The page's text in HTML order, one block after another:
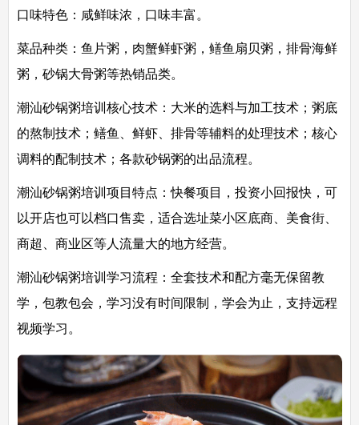
口味特色： 咸鲜味浓，口味丰富。
菜品种类： 鱼片粥，肉蟹鲜虾粥，鳝鱼扇贝粥，排骨海鲜
粥，砂锅大骨粥等热销品类。
潮汕砂锅粥培训 核心技术： 大米的选料与加工技术；粥底
的熬制技术；鳝鱼、鲜虾、排骨等辅料的处理技术；核心
调料的配制技术；各款砂锅粥的出品流程。
潮汕砂锅粥培训 项目特点：快餐项目，投资小回报快，可
以开店也可以档口售卖，适合选址菜小区底商、美食街、
商超、商业区等人流量大的地方经营。
潮汕砂锅粥培训 学习流程： 全套技术和配方毫无保留教
学，包教包会，学习没有时间限制，学会为止，支持远程
视频学习。